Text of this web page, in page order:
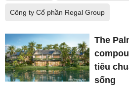
Công ty Cổ phần Regal Group
The
tiêu
sống